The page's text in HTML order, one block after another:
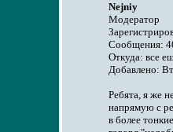
Nejniy
Модератор
Сообщения:
Откуда: все
Добавлено:
Ребята, я же
напрямую с
в более